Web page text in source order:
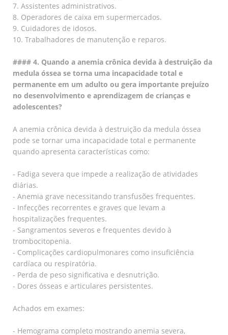
7. Assistentes administrativos.
8. Operadores de caixa em supermercados.
9. Cuidadores de idosos.
10. Trabalhadores de manutenção e reparos.
#### 4. Quando a anemia crônica devida à destruição da
medula óssea se torna uma incapacidade total e
permanente em um adulto ou gera importante prejuízo
no desenvolvimento e aprendizagem de crianças e
adolescentes?
A anemia crônica devida à destruição da medula óssea
pode se tornar uma incapacidade total e permanente
quando apresenta características como:
- Fadiga severa que impede a realização de atividades
diárias.
- Anemia grave necessitando transfusões frequentes.
- Infecções recorrentes e graves que levam a
hospitalizações frequentes.
- Sangramentos severos e frequentes devido à
trombocitopenia.
- Complicações cardiopulmonares como insuficiência
cardíaca ou respiratória.
- Perda de peso significativa e desnutrição.
- Dores ósseas e articulares persistentes.
Achados em exames:
- Hemograma completo mostrando anemia severa,